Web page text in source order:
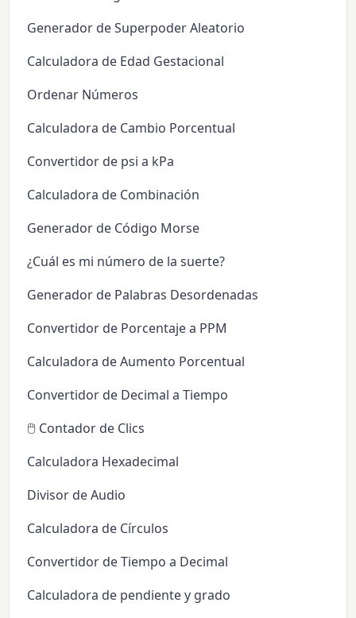
Generador de Superpoder Aleatorio
Calculadora de Edad Gestacional
Ordenar Números
Calculadora de Cambio Porcentual
Convertidor de psi a kPa
Calculadora de Combinación
Generador de Código Morse
¿Cuál es mi número de la suerte?
Generador de Palabras Desordenadas
Convertidor de Porcentaje a PPM
Calculadora de Aumento Porcentual
Convertidor de Decimal a Tiempo
🖱️ Contador de Clics
Calculadora Hexadecimal
Divisor de Audio
Calculadora de Círculos
Convertidor de Tiempo a Decimal
Calculadora de pendiente y grado